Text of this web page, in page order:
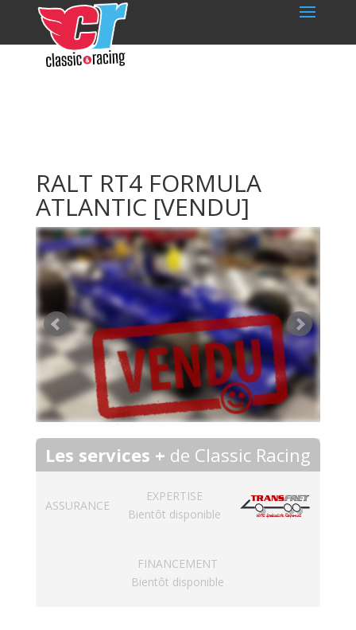
RALT RT4 FORMULA
ATLANTIC [VENDU]
Les services + de Classic Racing
ASSURANCE
EXPERTISE
Bientôt disponible
FINANCEMENT
Bientôt disponible